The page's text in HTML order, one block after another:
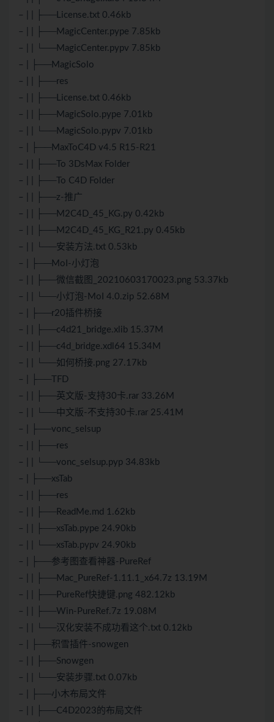
– | | ├──License.txt 0.46kb
– | | ├──MagicCenter.pype 7.85kb
– | | └──MagicCenter.pypv 7.85kb
– | ├──MagicSolo
– | | ├──res
– | | ├──License.txt 0.46kb
– | | ├──MagicSolo.pype 7.01kb
– | | └──MagicSolo.pypv 7.01kb
– | ├──MaxToC4D v4.5 R15-R21
– | | ├──To 3DsMax Folder
– | | ├──To C4D Folder
– | | ├──z-推广
– | | ├──M2C4D_45_KG.py 0.42kb
– | | ├──M2C4D_45_KG_R21.py 0.45kb
– | | └──安装方法.txt 0.53kb
– | ├──MoI-小灯泡
– | | ├──微信截图_20210603170023.png 53.37kb
– | | └──小灯泡-MoI 4.0.zip 52.68M
– | ├──r20插件桥接
– | | ├──c4d21_bridge.xlib 15.37M
– | | ├──c4d_bridge.xdl64 15.34M
– | | └──如何桥接.png 27.17kb
– | ├──TFD
– | | ├──英文版-支持30卡.rar 33.26M
– | | └──中文版-不支持30卡.rar 25.41M
– | ├──vonc_selsup
– | | ├──res
– | | └──vonc_selsup.pyp 34.83kb
– | ├──xsTab
– | | ├──res
– | | ├──ReadMe.md 1.62kb
– | | ├──xsTab.pype 24.90kb
– | | └──xsTab.pypv 24.90kb
– | ├──参考图查看神器-PureRef
– | | ├──Mac_PureRef-1.11.1_x64.7z 13.19M
– | | ├──PureRef快捷键.png 482.12kb
– | | ├──Win-PureRef.7z 19.08M
– | | └──汉化安装不成功看这个.txt 0.12kb
– | ├──积雪插件-snowgen
– | | ├──Snowgen
– | | └──安装步骤.txt 0.07kb
– | ├──小木布局文件
– | | ├──C4D2023的布局文件